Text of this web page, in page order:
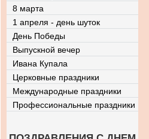
8 марта
1 апреля - день шуток
День Победы
Выпускной вечер
Ивана Купала
Церковные праздники
Международные праздники
Профессиональные праздники